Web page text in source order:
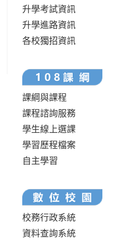
升學考試資訊
升學進路資訊
各校獨招資訊
課綱與課程
課程諮詢服務
學生線上選課
學習歷程檔案
自主學習
校務行政系統
資料查詢系統